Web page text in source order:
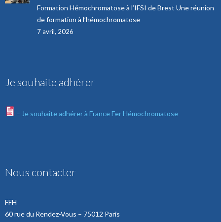
Formation Hémochromatose à l’IFSI de Brest Une réunion
de formation à l’hémochromatose
7 avril, 2026
Je souhaite adhérer
– Je souhaite adhérer à France Fer Hémochromatose
Nous contacter
FFH
60 rue du Rendez-Vous – 75012 Paris